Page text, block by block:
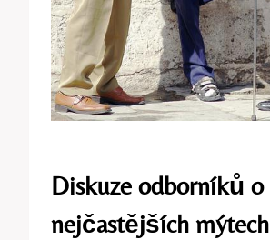
Diskuze odborníků o
nejčastějších mýtech